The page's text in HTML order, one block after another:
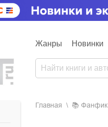
Жанры Новинки
Главная 📚 фанфик